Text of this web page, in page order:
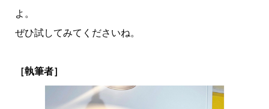
よ。
ぜひ試してみてくださいね。
［執筆者］